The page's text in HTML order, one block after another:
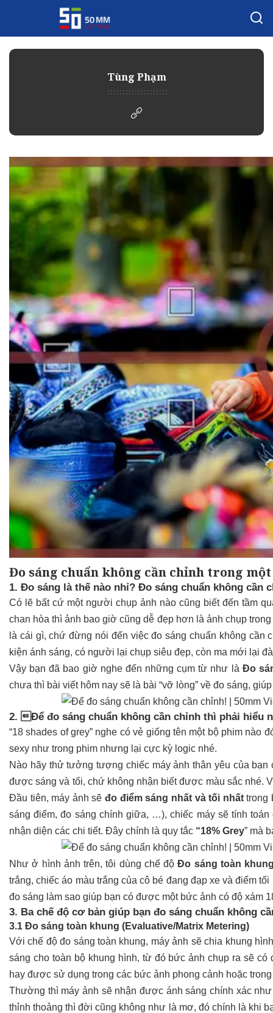
Tùng Phạm
Đo sáng chuẩn không cần chỉnh trong
1. Đo sáng là thế nào nhỉ? Đo sáng chuẩn không cần
Có lẽ bất cứ một người chụp ảnh nào cũng biết đến tầm
chan hòa thì ảnh bao giờ cũng dễ đẹp hơn là ảnh chụp
là cái gì, chứ đừng nói đến việc đo sáng chuẩn không cần
kiện ánh sáng, có người lại chụp siêu đẹp, còn ma mới lại
Vậy bạn đã bao giờ nghe đến những cụm từ như là Đo
chưa thì bài viết hôm nay sẽ là bài “vỡ lòng” về đo sáng,
2. Để đo sáng chuẩn không cần chỉnh thì phải hiểu
“18 shades of grey” nghe có vẻ giống tên một bộ phim
sexy như trong phim nhưng lại cực kỳ logic nhé.
Nào hãy thử tưởng tượng chiếc máy ảnh thân yêu của bạn
được sáng và tối, chứ không nhận biết được màu sắc nhé.
Đầu tiên, máy ảnh sẽđo điểm sáng nhất và tối nhấttrong
sáng điểm, đo sáng chính giữa, …), chiếc máy sẽ tính
nhận diện các chi tiết. Đây chính là quy tắc “18% Grey” mà
Như ở hình ảnh trên, tôi dùng chế độĐo sáng toàn
trắng, chiếc áo màu trắng của cô bé đang đạp xe và điểm
đo sáng làm sao giúp bạn có được một bức ảnh có độ xám
3. Ba chế độ cơ bản giúp bạn đo sáng chuẩn không
3.1 Đo sáng toàn khung (Evaluative/Matrix Metering)
Với chế độ đo sáng toàn khung, máy ảnh sẽ chia khung
sáng cho toàn bộ khung hình, từ đó bức ảnh chụp ra sẽ
hay được sử dụng trong các bức ảnh phong cảnh hoặc
Thường thì máy ảnh sẽ nhận được ánh sáng chính xác
thỉnh thoảng thì đời cũng không như là mơ, đó chính là khi